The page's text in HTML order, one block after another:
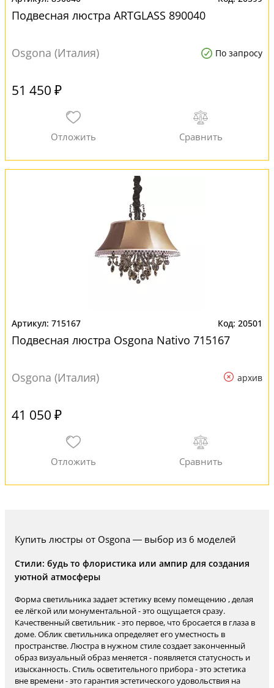
Подвесная люстра ARTGLASS 890040
Osgona (Италия) По запросу
51 450 ₽
715167 20501
Подвесная люстра Osgona Nativo 715167
Osgona (Италия) архив
41 050 ₽
Купить люстры от Osgona — выбор из 6 моделей
Стили: будь то флористика или ампир для создания
уютной атмосферы
Форма светильника задает эстетику всему помещению , делая
ее лёгкой или монументальной - это ощущается сразу.
Качественный светильник - это первое, что бросается в глаза в
доме. Облик светильника определяет его уместность в
пространстве. Люстра в нужном стиле создает законченный
образ визуальный образ меняется - появляется статусность и
изысканность. Стиль осветительного прибора - это эстетика
вне времени - это гарантия эстетического удовольствия на